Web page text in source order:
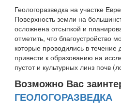
Геологоразведка на участке
Поверхность земли на
осложнена отсыпкой и
отметить, что благоустройство
которые проводились в течение
привести к образованию на
пустот и культурных линз почв
Возможно Вас
ГЕОЛОГОРАЗВЕДКА